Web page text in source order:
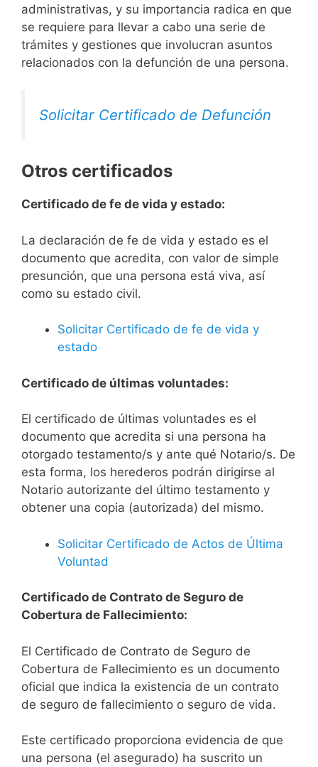
administrativas, y su importancia radica en que
se requiere para llevar a cabo una serie de
trámites y gestiones que involucran asuntos
relacionados con la defunción de una persona.
Solicitar Certificado de Defunción
Otros certificados
Certificado de fe de vida y estado:
La declaración de fe de vida y estado es el
documento que acredita, con valor de simple
presunción, que una persona está viva, así
como su estado civil.
Solicitar Certificado de fe de vida y
estado
Certificado de últimas voluntades:
El certificado de últimas voluntades es el
documento que acredita si una persona ha
otorgado testamento/s y ante qué Notario/s. De
esta forma, los herederos podrán dirigirse al
Notario autorizante del último testamento y
obtener una copia (autorizada) del mismo.
Solicitar Certificado de Actos de Última
Voluntad
Certificado de Contrato de Seguro de
Cobertura de Fallecimiento:
El Certificado de Contrato de Seguro de
Cobertura de Fallecimiento es un documento
oficial que indica la existencia de un contrato
de seguro de fallecimiento o seguro de vida.
Este certificado proporciona evidencia de que
una persona (el asegurado) ha suscrito un